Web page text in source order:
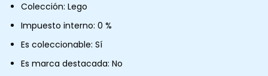
Colección: Lego
Impuesto interno: 0 %
Es coleccionable: Sí
Es marca destacada: No